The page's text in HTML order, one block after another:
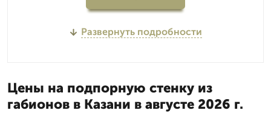
Развернуть подробности
Цены на подпорную стенку из
габионов в Казани в августе 2026 г.